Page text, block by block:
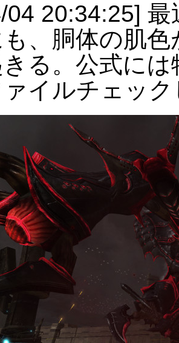
04 20:34:25]
、胴体の肌色
る。公式に
イルチェック